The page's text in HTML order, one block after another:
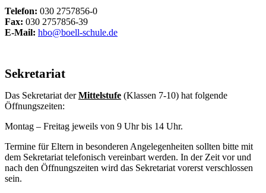
Telefon: 030 2757856-0
Fax: 030 2757856-39
E-Mail: hbo@boell-schule.de
Sekretariat
Das Sekretariat derMittelstufe (Klassen 7-10) hat folgende
Öffnungszeiten:
Montag – Freitag jeweils von 9 Uhr bis 14 Uhr.
Termine für Eltern in besonderen Angelegenheiten sollten bitte mit
dem Sekretariat telefonisch vereinbart werden. In der Zeit vor und
nach den Öffnungszeiten wird das Sekretariat vorerst verschlossen
sein.